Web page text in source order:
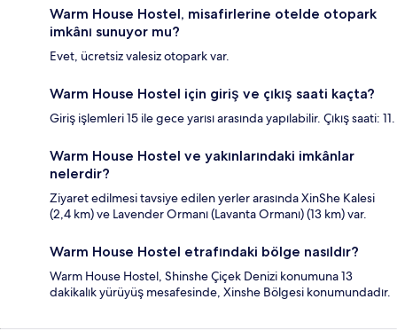
Warm House Hostel, misafirlerine otelde otopark
imkânı sunuyor mu?
Evet, ücretsiz valesiz otopark var.
Warm House Hostel için giriş ve çıkış saati kaçta?
Giriş işlemleri 15 ile gece yarısı arasında yapılabilir. Çıkış saati: 11.
Warm House Hostel ve yakınlarındaki imkânlar
nelerdir?
Ziyaret edilmesi tavsiye edilen yerler arasında XinShe Kalesi
(2,4 km) ve Lavender Ormanı (Lavanta Ormanı) (13 km) var.
Warm House Hostel etrafındaki bölge nasıldır?
Warm House Hostel, Shinshe Çiçek Denizi konumuna 13
dakikalık yürüyüş mesafesinde, Xinshe Bölgesi konumundadır.